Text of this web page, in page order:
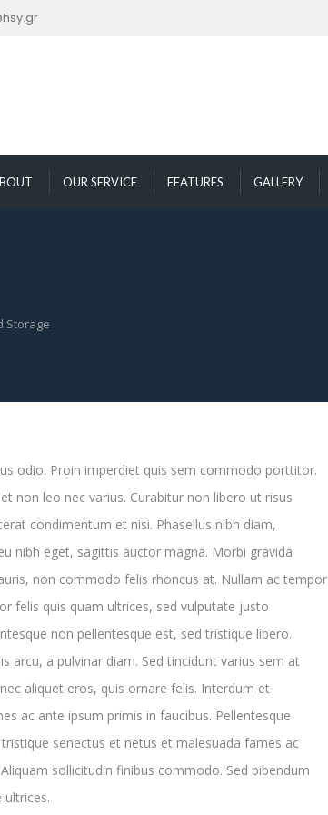
OUR SERVICE FEATURES GALLERY
Storage
odio. Proin imperdiet quis sem commodo porttitor.
non leo nec varius. Curabitur non libero ut risus
condimentum et nisi. Phasellus nibh diam,
nibh eget, sagittis auctor magna. Morbi gravida
non commodo felis rhoncus at. Nullam ac tempor
felis quis quam ultrices, sed vulputate justo
non pellentesque est, sed tristique libero.
arcu, a pulvinar diam. Sed tincidunt varius sem at
aliquet eros, quis ornare felis. Interdum et
ac ante ipsum primis in faucibus. Pellentesque
senectus et netus et malesuada fames ac
sollicitudin finibus commodo. Sed bibendum
ultrices.